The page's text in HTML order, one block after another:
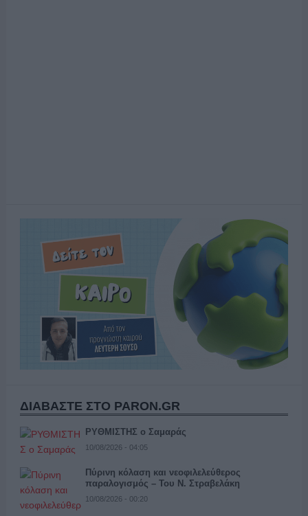
ΔΙΑΒΑΣΤΕ ΣΤΟ PARON.GR
ΡΥΘΜΙΣΤΗΣ ο Σαμαράς
10/08/2026 - 04:05
Πύρινη κόλαση και νεοφιλελεύθερος
παραλογισμός – Του Ν. Στραβελάκη
10/08/2026 - 00:20